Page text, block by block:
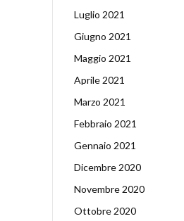
Luglio 2021
Giugno 2021
Maggio 2021
Aprile 2021
Marzo 2021
Febbraio 2021
Gennaio 2021
Dicembre 2020
Novembre 2020
Ottobre 2020